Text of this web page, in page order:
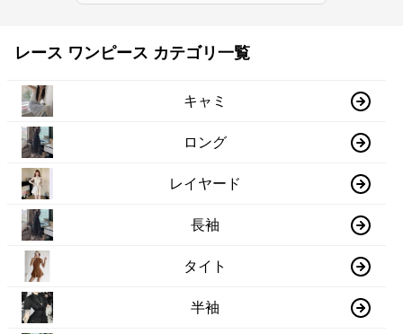
レース ワンピース カテゴリ一覧
キャミ
ロング
レイヤード
長袖
タイト
半袖